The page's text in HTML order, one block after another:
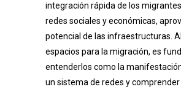
integración rápida de los
redes sociales y económicas,
potencial de las infraestructuras.
espacios para la migración, es
entenderlos como la
un sistema de redes y comprender